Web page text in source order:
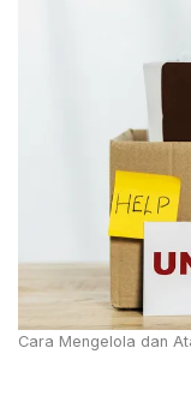
Cara Mengelola dan